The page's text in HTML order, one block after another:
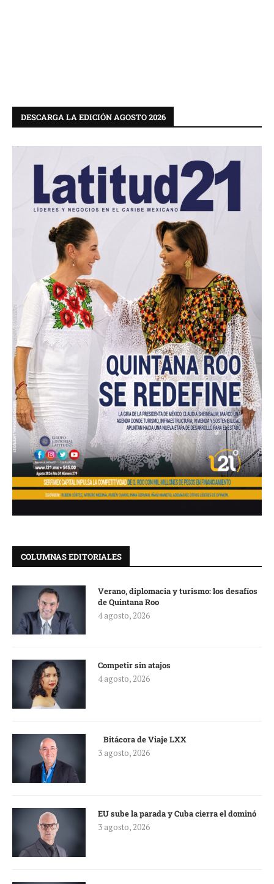
DESCARGA LA EDICIÓN AGOSTO 2026
COLUMNAS EDITORIALES
Verano, diplomacia y turismo: los desafíos
de Quintana Roo
4 agosto, 2026
Competir sin atajos
4 agosto, 2026
Bitácora de Viaje LXX
3 agosto, 2026
EU sube la parada y Cuba cierra el dominó
3 agosto, 2026